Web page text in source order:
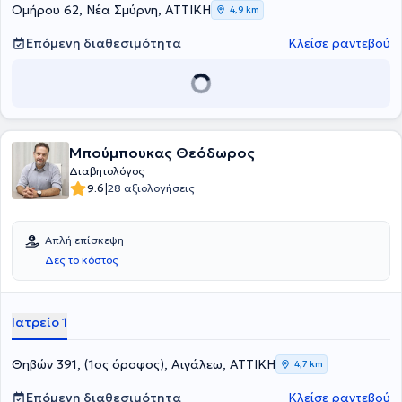
Σακχαρώδη Διαβήτη στο Διαβητολογικό Κέντρο της Α'
Προπαιδευτικής Παθολογικής Κλινικής και Ειδικής Νοσολογίας του
Πανεπιστημίου Αθηνών. Τέλος, η γιατρός είναι μέλος της Ελληνικής
Αθηροσκλήρωσης και της Εταιρείας Μελέτης Παθήσεων
Ομήρου 62, Νέα Σμύρνη, ΑΤΤΙΚΗ 4,9 km
Επόμενη διαθεσιμότητα Κλείσε ραντεβού
Μπούμπουκας Θεόδωρος
Διαβητολόγος
9.6|28 αξιολογήσεις
Απλή επίσκεψη
Δες το κόστος
Ιατρείο 1
Θηβών 391, (1ος όροφος), Αιγάλεω, ΑΤΤΙΚΗ 4,7 km
Επόμενη διαθεσιμότητα Κλείσε ραντεβού